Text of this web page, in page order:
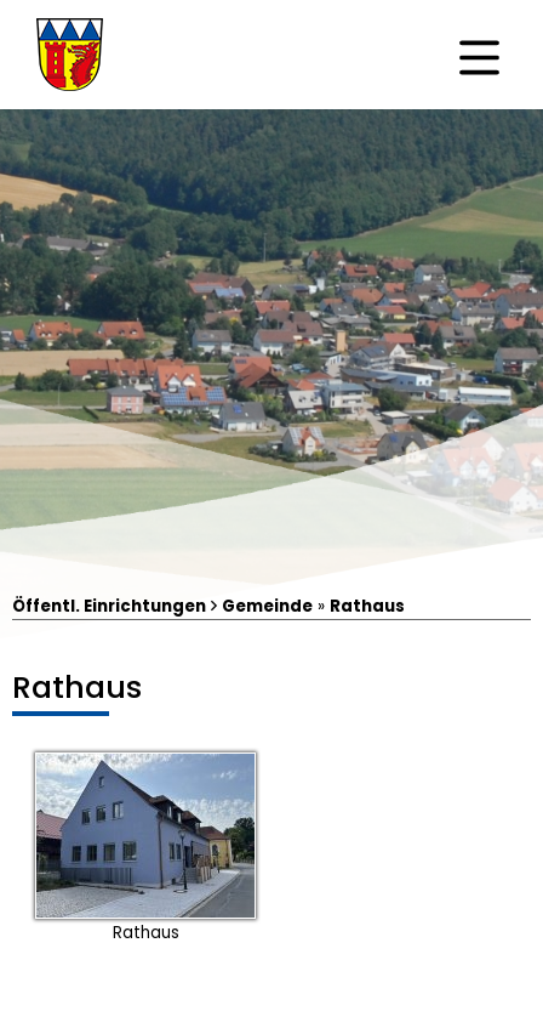
Luftbild von Irchenrieth
Öffentl. Einrichtungen Gemeinde » Rathaus
Rathaus
Rathaus